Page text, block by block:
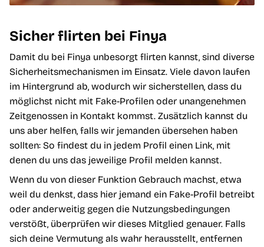
Sicher flirten bei Finya
Damit du bei Finya unbesorgt flirten kannst, sind diverse
Sicherheitsmechanismen im Einsatz. Viele davon laufen
im Hintergrund ab, wodurch wir sicherstellen, dass du
möglichst nicht mit Fake-Profilen oder unangenehmen
Zeitgenossen in Kontakt kommst. Zusätzlich kannst du
uns aber helfen, falls wir jemanden übersehen haben
sollten: So findest du in jedem Profil einen Link, mit
denen du uns das jeweilige Profil melden kannst.
Wenn du von dieser Funktion Gebrauch machst, etwa
weil du denkst, dass hier jemand ein Fake-Profil betreibt
oder anderweitig gegen die Nutzungsbedingungen
verstößt, überprüfen wir dieses Mitglied genauer. Falls
sich deine Vermutung als wahr herausstellt, entfernen